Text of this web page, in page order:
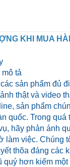
KHI MUA
tả
sản phẩm đủ
thật và video
sản phẩm
quốc. Trong
hãy phản ánh
làm việc. Chúng
thõa đáng các
quý hơn kiếm